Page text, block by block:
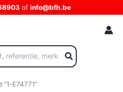
of info@bfh.be
E74771”